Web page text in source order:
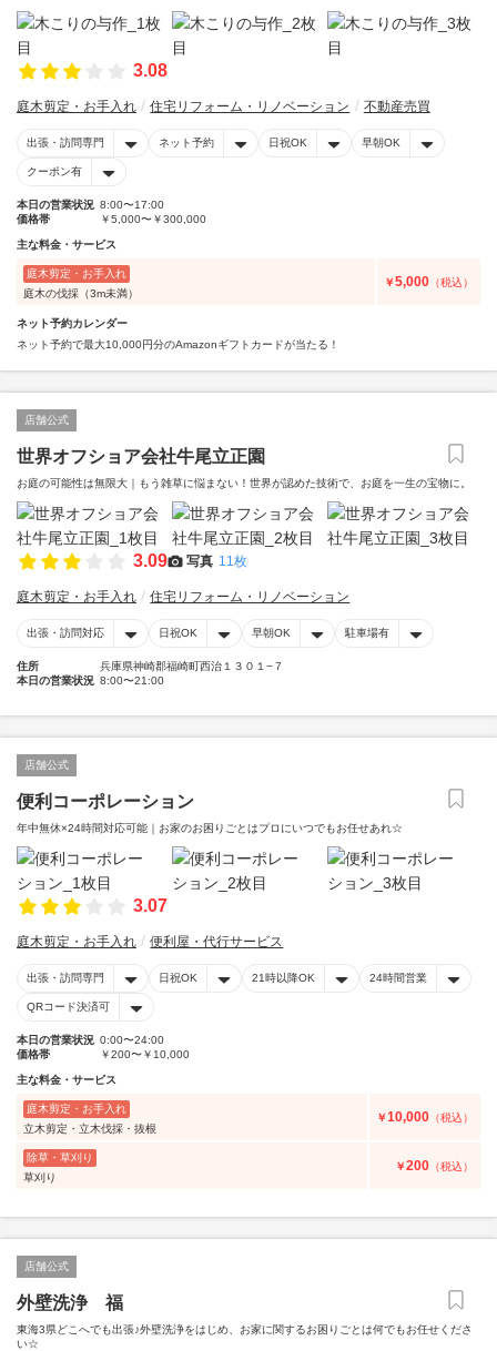
3.08
庭木剪定・お手入れ 住宅リフォーム・リノベーション 不動産売買
出張・訪問専門 ネット予約 日祝OK 早朝OK
クーポン有
本日の営業状況 8:00〜17:00
価格帯
￥5,000〜￥300,000
主な料金・サービス
庭木剪定・お手入れ
庭木の伐採（3m未満）
￥5,000 （税込）
ネット予約カレンダー
ネット予約で最大10,000円分のAmazonギフトカードが当たる！
店舗公式
世界オフショア会社牛尾立正園
お庭の可能性は無限大｜もう雑草に悩まない！世界が認めた技術で、お庭を一生の宝物に。
3.09 写真 11枚
庭木剪定・お手入れ 住宅リフォーム・リノベーション
出張・訪問対応 日祝OK 早朝OK 駐車場有
住所
兵庫県神崎郡福崎町西治１３０１−７
本日の営業状況 8:00〜21:00
店舗公式
便利コーポレーション
年中無休×24時間対応可能｜お家のお困りごとはプロにいつでもお任せあれ☆
3.07
庭木剪定・お手入れ 便利屋・代行サービス
出張・訪問専門 日祝OK 21時以降OK 24時間営業
QRコード決済可
本日の営業状況 0:00〜24:00
価格帯
￥200〜￥10,000
主な料金・サービス
庭木剪定・お手入れ
立木剪定・立木伐採・抜根
￥10,000 （税込）
除草・草刈り
草刈り
￥200 （税込）
店舗公式
外壁洗浄 福
東海3県どこへでも出張♪外壁洗浄をはじめ、お家に関するお困りごとは何でもお任せくださ
い☆